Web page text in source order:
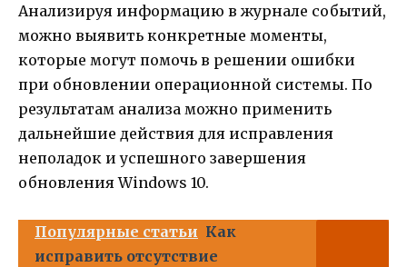
Анализируя информацию в журнале событий,
можно выявить конкретные моменты,
которые могут помочь в решении ошибки
при обновлении операционной системы. По
результатам анализа можно применить
дальнейшие действия для исправления
неполадок и успешного завершения
обновления Windows 10.
Популярные статьи Как
исправить отсутствие